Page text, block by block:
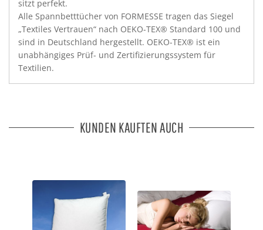
sitzt perfekt.
Alle Spannbetttücher von FORMESSE tragen das Siegel
„Textiles Vertrauen“ nach OEKO-TEX® Standard 100 und
sind in Deutschland hergestellt. OEKO-TEX® ist ein
unabhängiges Prüf- und Zertifizierungssystem für
Textilien.
KUNDEN KAUFTEN AUCH